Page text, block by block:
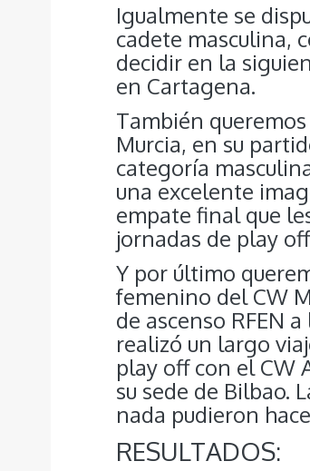
Igualmente se
cadete masculina,
decidir en la
en Cartagena.
También
Murcia, en su
categoría
una excelente
empate final que
jornadas de play
Y por último
femenino del CW
de ascenso RFEN
realizó un largo
play off con el CW
su sede de Bilbao.
nada pudieron
RESULTADOS: